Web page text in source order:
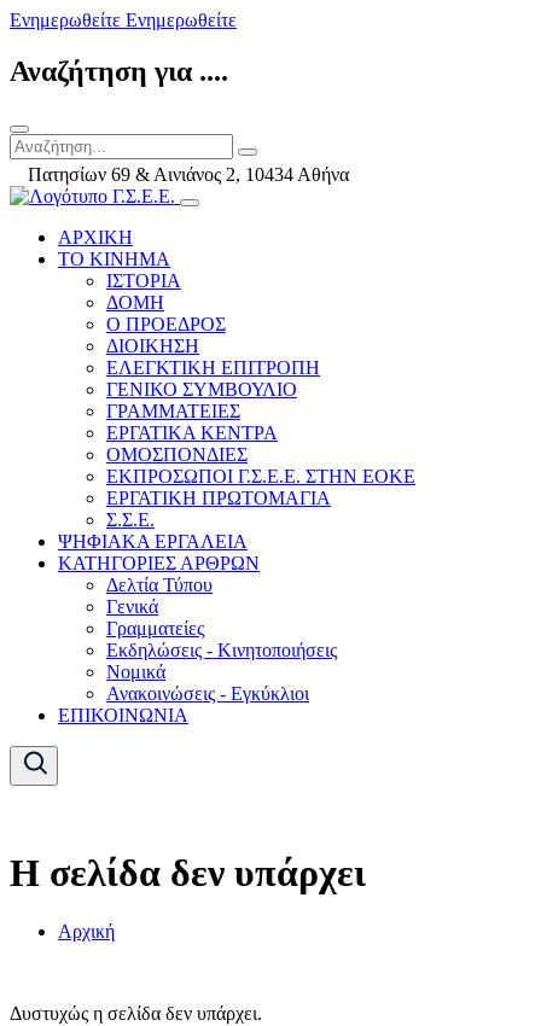
Ενημερωθείτε Ενημερωθείτε
Αναζήτηση για ....
Πατησίων 69 & Αινιάνος 2, 10434 Αθήνα
ΑΡΧΙΚΗ
ΤΟ ΚΙΝΗΜΑ
ΙΣΤΟΡΙΑ
ΔΟΜΗ
Ο ΠΡΟΕΔΡΟΣ
ΔΙΟΙΚΗΣΗ
ΕΛΕΓΚΤΙΚΗ ΕΠΙΤΡΟΠΗ
ΓΕΝΙΚΟ ΣΥΜΒΟΥΛΙΟ
ΓΡΑΜΜΑΤΕΙΕΣ
ΕΡΓΑΤΙΚΑ ΚΕΝΤΡΑ
ΟΜΟΣΠΟΝΔΙΕΣ
ΕΚΠΡΟΣΩΠΟΙ Γ.Σ.Ε.Ε. ΣΤΗΝ ΕΟΚΕ
ΕΡΓΑΤΙΚΗ ΠΡΩΤΟΜΑΓΙΑ
Σ.Σ.Ε.
ΨΗΦΙΑΚΑ ΕΡΓΑΛΕΙΑ
ΚΑΤΗΓΟΡΙΕΣ ΑΡΘΡΩΝ
Δελτία Τύπου
Γενικά
Γραμματείες
Εκδηλώσεις - Κινητοποιήσεις
Νομικά
Ανακοινώσεις - Εγκύκλιοι
ΕΠΙΚΟΙΝΩΝΙΑ
Η σελίδα δεν υπάρχει
Αρχική
Δυστυχώς η σελίδα δεν υπάρχει.